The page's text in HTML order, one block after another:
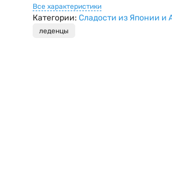
Все характеристики
Категории: Сладости из Японии и
леденцы